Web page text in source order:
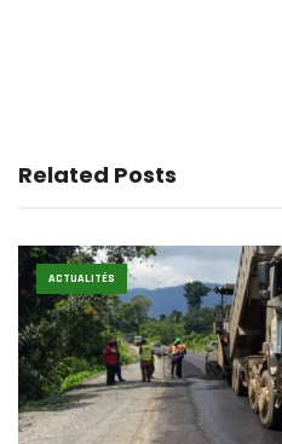
Related Posts
ACTUALITÉS